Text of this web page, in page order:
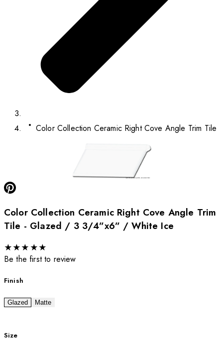
Color Collection Ceramic Right Cove Angle Trim Tile
Color Collection Ceramic Right Cove Angle Trim
Tile - Glazed / 3 3/4”x6” / White Ice
★★★ ★★
Be the first to review
Finish
Glazed Matte
Size